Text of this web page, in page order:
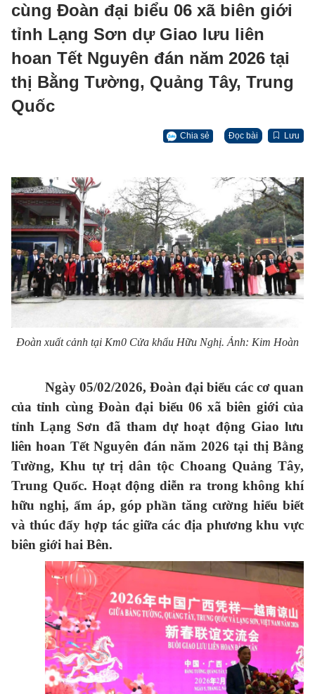
cùng Đoàn đại biểu 06 xã biên giới
tỉnh Lạng Sơn dự Giao lưu liên
hoan Tết Nguyên đán năm 2026 tại
thị Bằng Tường, Quảng Tây, Trung
Quốc
Chia sẻ Đọc bài Lưu
Đoàn xuất cảnh tại Km0 Cửa khẩu Hữu Nghị. Ảnh: Kim Hoàn
Ngày 05/02/2026, Đoàn đại biểu các cơ quan
của tỉnh cùng Đoàn đại biểu 06 xã biên giới của
tỉnh Lạng Sơn đã tham dự hoạt động Giao lưu
liên hoan Tết Nguyên đán năm 2026 tại thị Bằng
Tường, Khu tự trị dân tộc Choang Quảng Tây,
Trung Quốc. Hoạt động diễn ra trong không khí
hữu nghị, ấm áp, góp phần tăng cường hiểu biết
và thúc đẩy hợp tác giữa các địa phương khu vực
biên giới hai Bên.